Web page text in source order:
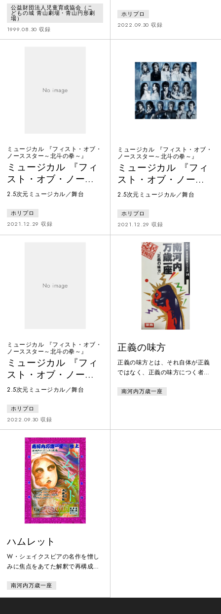
てかわいいお姫さまを助けて大活
躍したのはいいんだが、結局、彼
女はとっとと隣国にお嫁に行って
しまい、残ったのは傷ついた仲間
きた。名前はレッドローズ。しか
公益財団法人児童育成協会（こ
どもの城 青山劇場・青山円形劇
場）
1999.08.30 収録
ホリプロ
2022.09.30 収録
ミュージカル 『フィスト・オブ・
ノーススター～北斗の拳～』
ミュージカル 『フィ
スト・オブ・ノース
スター～北斗の拳
ャスト違い
2.5次元ミュージカル／舞台
ホリプロ
2021.12.29 収録
ミュージカル 『フィスト・オブ・
ノーススター～北斗の拳～』
ミュージカル 『フィ
スト・オブ・ノース
スター～北斗の拳
2.5次元ミュージカル／舞台
ホリプロ
2021.12.29 収録
ミュージカル 『フィスト・オブ・
ノーススター～北斗の拳～』
ミュージカル 『フィ
スト・オブ・ノース
スター～北斗の拳
ャスト違い
2.5次元ミュージカル／舞台
ホリプロ
2022.09.30 収録
正義の味方
正義の味方とは、それ自体が正義
ではなく、正義の味方につく者の
べき正義を探さねばならぬ。私達
南河内万歳一座
ハムレット
W・シェイクスピアの名作を憎し
みに焦点をあてた解釈で再構成
レスの肉弾戦で実現。くり返す因
縁から抜け出せぬ人間のバカバカ
南河内万歳一座